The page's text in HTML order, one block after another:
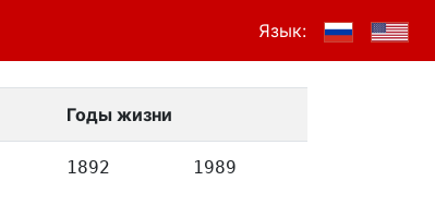
Язык:
Годы жизни
1892 1989